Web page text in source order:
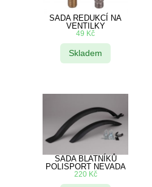
SADA REDUKCÍ NA
VENTILKY
49 Kč
Skladem
SADA BLATNÍKŮ
POLISPORT NEVADA
220 Kč